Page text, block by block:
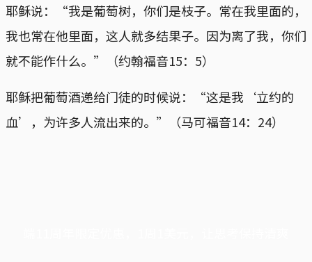
耶稣说：“我是葡萄树，你们是枝子。常在我里面的，
我也常在他里面，这人就多结果子。因为离了我，你们
就不能作什么。”（约翰福音15：5）
耶稣把葡萄酒递给门徒的时候说：“这是我‘立约的
血’，为许多人流出来的。”（马可福音14：24）